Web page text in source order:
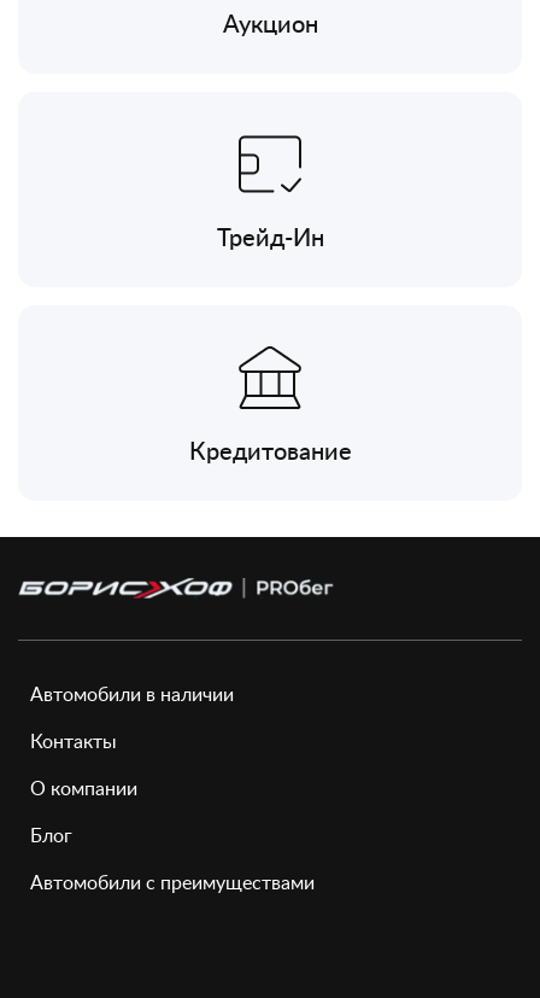
Аукцион
Трейд-Ин
Кредитование
Автомобили в наличии
Контакты
О компании
Блог
Автомобили с преимуществами